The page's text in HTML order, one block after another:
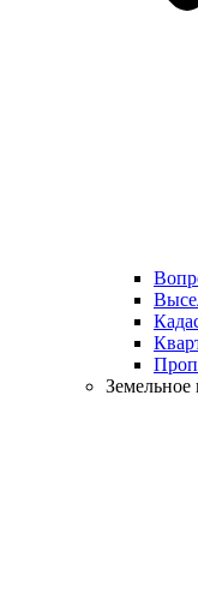
Земельное